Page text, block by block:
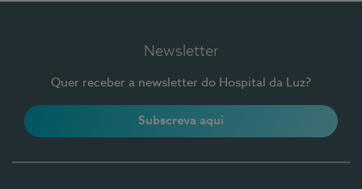
Newsletter
Quer receber a newsletter do Hospital da Luz?
Subscreva aqui